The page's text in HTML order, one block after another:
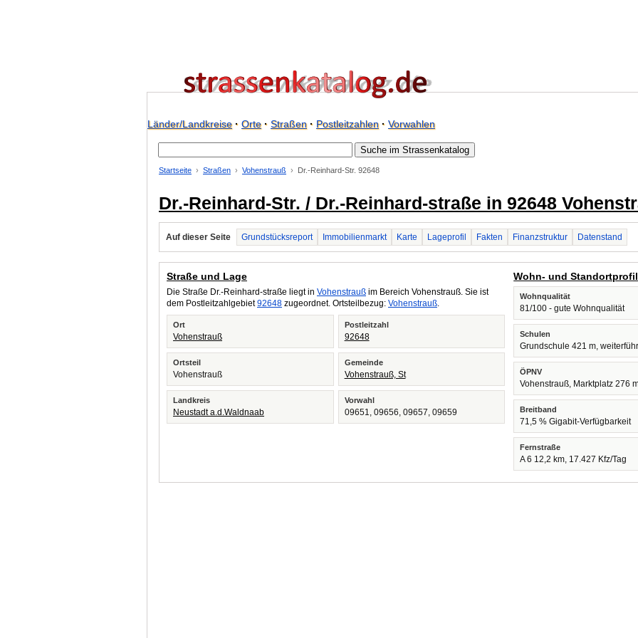
Länder/Landkreise· Orte· Straßen· Postleitzahlen· Vorwahlen
Startseite Straßen Vohenstrauß Dr.-Reinhard-Str. 92648
Dr.-Reinhard-Str. / Dr.-Reinhard-straße in 92648
Auf dieser Seite Grundstücksreport Immobilienmarkt Karte Lageprofil Fakten Finanzstruktur Datenstand
Straße und Lage
Die Straße Dr.-Reinhard-straße liegt in Vohenstrauß im Bereich Vohenstrauß. Sie ist
dem Postleitzahlgebiet92648 zugeordnet. Ortsteilbezug: Vohenstrauß.
Ort
Vohenstrauß
Postleitzahl
92648
Ortsteil
Vohenstrauß
Gemeinde
Vohenstrauß, St
Landkreis
Neustadt a.d.Waldnaab
Vorwahl
09651, 09656, 09657, 09659
Wohn- und Standortprofil
Wohnqualität
81/100 - gute Wohnqualität
Schulen
Grundschule 421 m,
ÖPNV
Vohenstrauß, Marktplatz 276
Breitband
71,5 % Gigabit-Verfügbarkeit
Fernstraße
A 6 12,2 km, 17.427 Kfz/Tag